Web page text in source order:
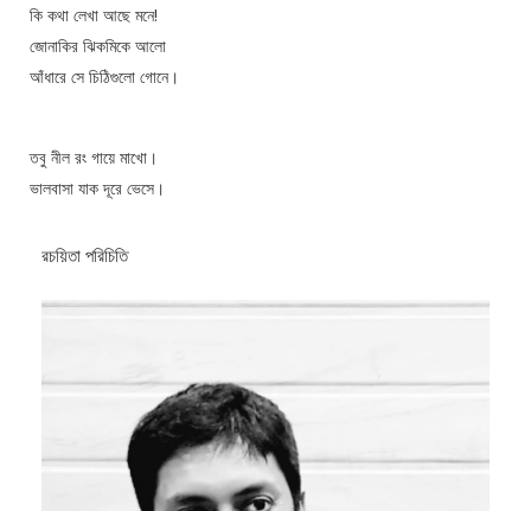
কি কথা লেখা আছে মনে!
জোনাকির ঝিকমিকে আলো
আঁধারে সে চিঠিগুলো গোনে।
তবু নীল রং গায়ে মাখো।
ভালবাসা যাক দূরে ভেসে।
রচয়িতা পরিচিতি